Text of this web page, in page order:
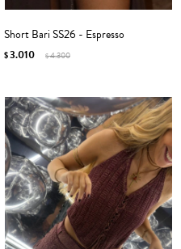
Short Bari SS26 - Espresso
$3.010 $4.300